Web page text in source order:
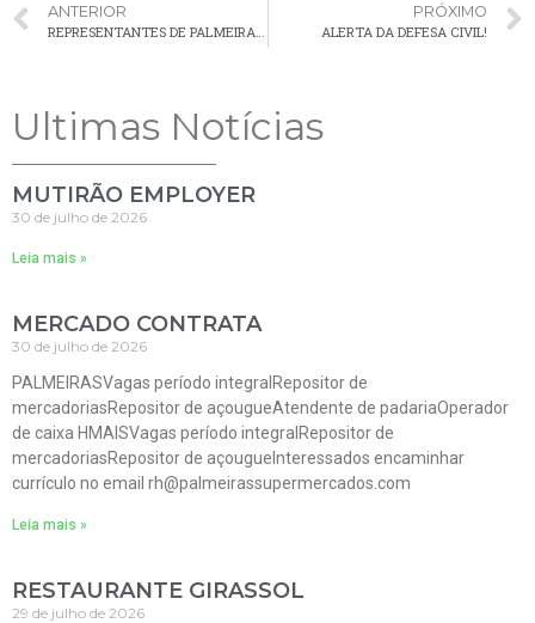
ANTERIOR
PRÓXIMO
ALERTA DA DEFESA CIVIL!
Ultimas Notícias
MUTIRÃO EMPLOYER
30 de julho de 2026
Leia mais »
MERCADO CONTRATA
30 de julho de 2026
PALMEIRASVagas período integralRepositor de
mercadoriasRepositor de açougueAtendente de padariaOperador
de caixa HMAISVagas período integralRepositor de
mercadoriasRepositor de açougueInteressados encaminhar
currículo no email rh@palmeirassupermercados.com
Leia mais »
RESTAURANTE GIRASSOL
29 de julho de 2026